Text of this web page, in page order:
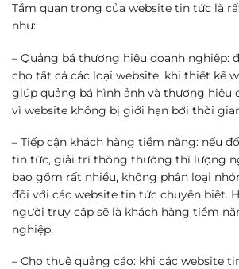
Tầm quan trọng của website tin tức là
như:
– Quảng bá thương hiệu doanh nghiệp:
cho tất cả các loại website, khi thiết kế
giúp quảng bá hình ảnh và thương hiệu
vì website không bị giới hạn bởi thời
– Tiếp cận khách hàng tiềm năng: nếu
tin tức, giải trí thông thường thì lượng
bao gồm rất nhiều, không phân loại
đối với các website tin tức chuyên biệt.
người truy cập sẽ là khách hàng tiềm
nghiệp.
– Cho thuê quảng cáo: khi các website